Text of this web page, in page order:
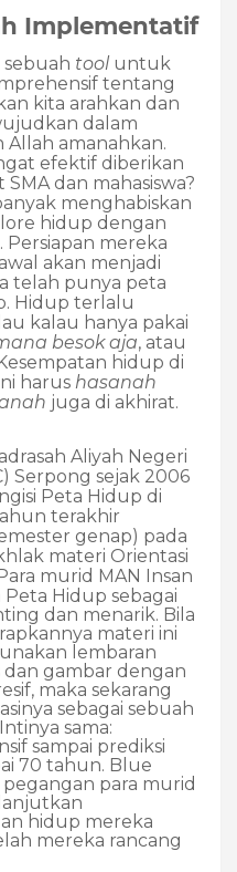
Implementatif
tooluntuk
tentang
kita arahkan dan
dalam
amanahkan.
efektif diberikan
dan mahasiswa?
menghabiskan
hidup dengan
mereka
akan menjadi
telah punya peta
Hidup terlalu
kalau hanya pakai
besok aja, atau
hidup di
harus hasanah
juga di akhirat.
Aliyah Negeri
Serpong sejak 2006
Peta Hidup di
terakhir
genap) pada
materi Orientasi
murid MAN Insan
Hidup sebagai
dan menarik. Bila
materi ini
lembaran
gambar dengan
maka sekarang
sebagai sebuah
sama:
sampai prediksi
70 tahun. Blue
para murid
hidup mereka
mereka rancang